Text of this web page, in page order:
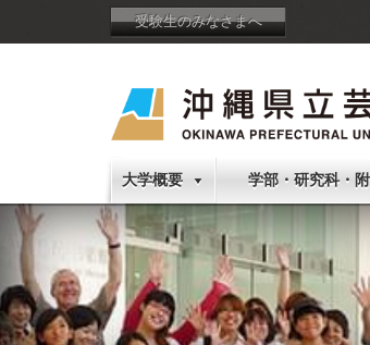
受験生のみなさまへ
大学概要 学部・研究科・